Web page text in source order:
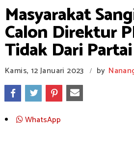
Masyarakat
Calon Direktur
Tidak Dari
Kamis, 12 Januari 2023 / by
WhatsApp